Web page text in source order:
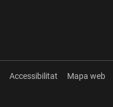
Accessibilitat Mapa web